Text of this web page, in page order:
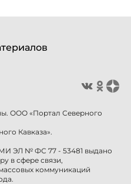
ООО «Портал Северного
Кавказа».
ЭЛ № ФС 77 - 53481 выдано
в сфере связи,
коммуникаций